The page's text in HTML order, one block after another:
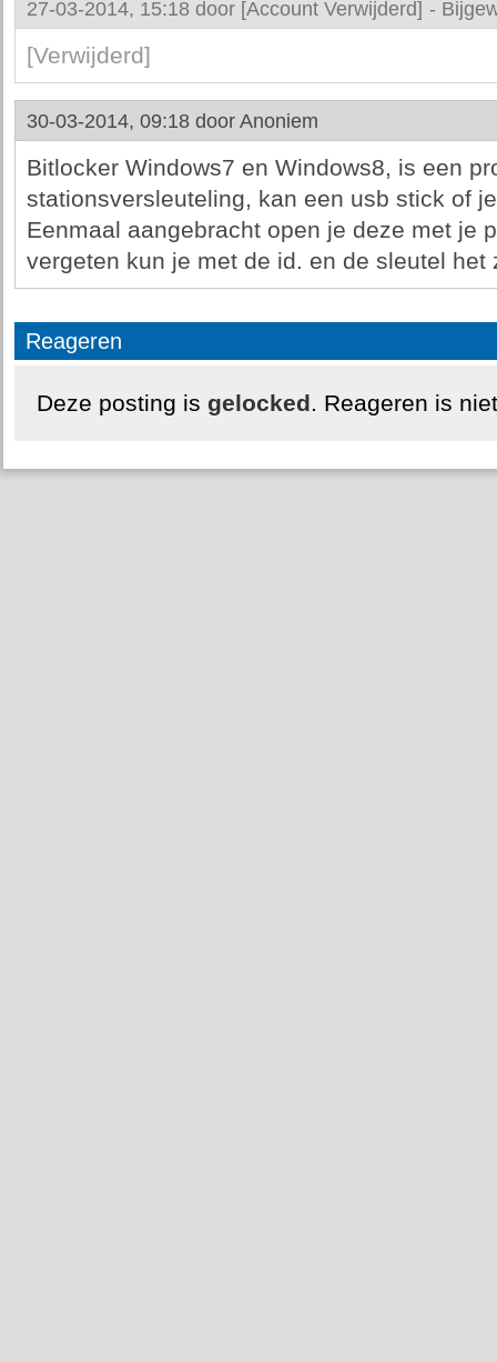
27-03-2014, 15:18 door [Account Verwijderd] -
[Verwijderd]
30-03-2014, 09:18 door Anoniem
Bitlocker Windows7 en Windows8, is een
stationsversleuteling, kan een usb stick of
Eenmaal aangebracht open je deze met je
vergeten kun je met de id. en de sleutel het
Reageren
Deze posting is gelocked. Reageren is